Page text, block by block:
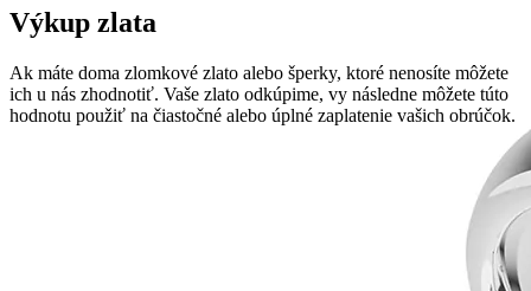
Výkup zlata
Ak máte doma zlomkové zlato alebo šperky, ktoré nenosíte môžete
ich u nás zhodnotiť. Vaše zlato odkúpime, vy následne môžete túto
hodnotu použiť na čiastočné alebo úplné zaplatenie vašich obrúčok.